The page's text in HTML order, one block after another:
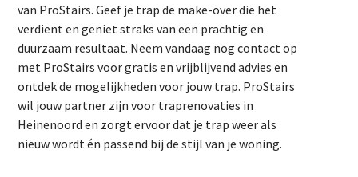
van ProStairs. Geef je trap de make-over die het
verdient en geniet straks van een prachtig en
duurzaam resultaat. Neem vandaag nog contact op
met ProStairs voor gratis en vrijblijvend advies en
ontdek de mogelijkheden voor jouw trap. ProStairs
wil jouw partner zijn voor traprenovaties in
Heinenoord en zorgt ervoor dat je trap weer als
nieuw wordt én passend bij de stijl van je woning.